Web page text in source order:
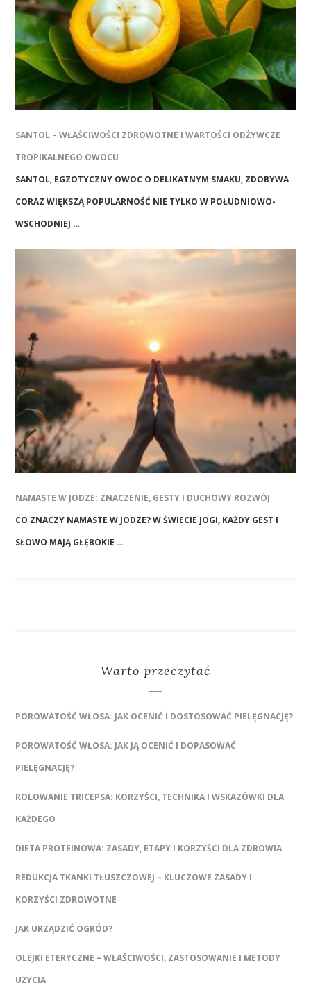
SANTOL – WŁAŚCIWOŚCI ZDROWOTNE I WARTOŚCI ODŻYWCZE
TROPIKALNEGO OWOCU
SANTOL, EGZOTYCZNY OWOC O DELIKATNYM SMAKU, ZDOBYWA
CORAZ WIĘKSZĄ POPULARNOŚĆ NIE TYLKO W POŁUDNIOWO-
WSCHODNIEJ …
NAMASTE W JODZE: ZNACZENIE, GESTY I DUCHOWY ROZWÓJ
CO ZNACZY NAMASTE W JODZE? W ŚWIECIE JOGI, KAŻDY GEST I
SŁOWO MAJĄ GŁĘBOKIE …
Warto przeczytać
POROWATOŚĆ WŁOSA: JAK OCENIĆ I DOSTOSOWAĆ PIELĘGNACJĘ?
POROWATOŚĆ WŁOSA: JAK JĄ OCENIĆ I DOPASOWAĆ
PIELĘGNACJĘ?
ROLOWANIE TRICEPSA: KORZYŚCI, TECHNIKA I WSKAZÓWKI DLA
KAŻDEGO
DIETA PROTEINOWA: ZASADY, ETAPY I KORZYŚCI DLA ZDROWIA
REDUKCJA TKANKI TŁUSZCZOWEJ – KLUCZOWE ZASADY I
KORZYŚCI ZDROWOTNE
JAK URZĄDZIĆ OGRÓD?
OLEJKI ETERYCZNE – WŁAŚCIWOŚCI, ZASTOSOWANIE I METODY
UŻYCIA